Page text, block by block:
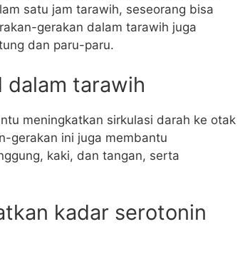
satu jam tarawih, seseorang bisa
gerakan dalam tarawih juga
dan paru-paru.
dalam tarawih
meningkatkan sirkulasi darah ke otak
gerakan ini juga membantu
kaki, dan tangan, serta
kadar serotonin